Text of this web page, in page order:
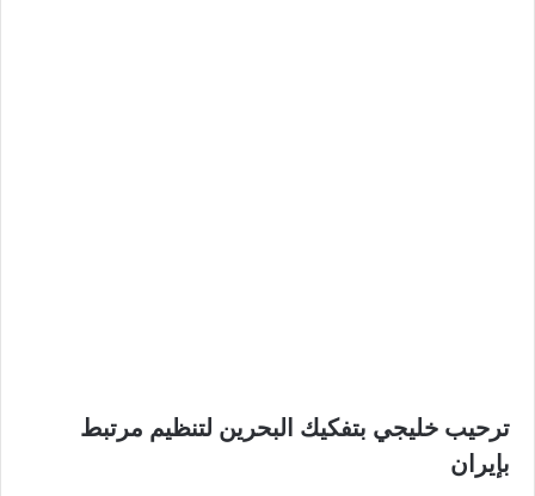
ترحيب خليجي بتفكيك البحرين لتنظيم مرتبط
بإيران